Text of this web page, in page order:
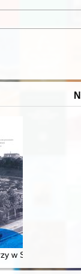
do dziś
w Sopocie :